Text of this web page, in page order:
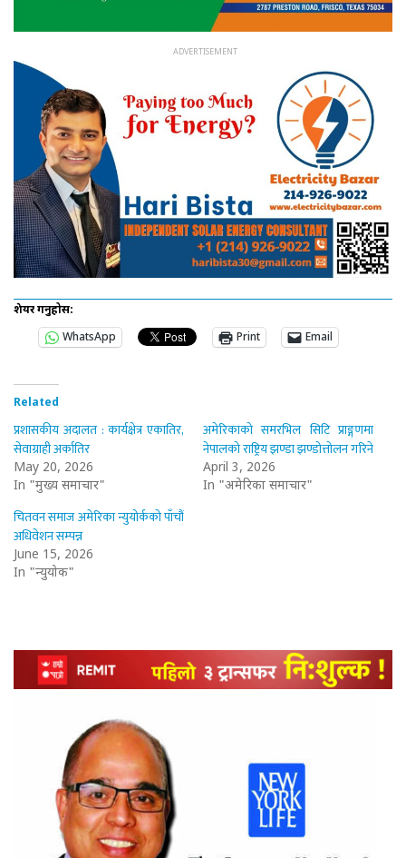
शेयर गर्नुहोस:
WhatsApp
Print Email
Related
प्रशासकीय अदालत : कार्यक्षेत्र एकातिर,
सेवाग्राही अर्कातिर
May 20, 2026
In "मुख्य समाचार"
अमेरिकाको समरभिल सिटि प्राङ्गणमा
नेपालको राष्ट्रिय झण्डा झण्डोत्तोलन गरिने
April 3, 2026
In "अमेरिका समाचार"
चितवन समाज अमेरिका न्युयोर्कको पाँचौं
अधिवेशन सम्पन्न
June 15, 2026
In "न्युयोर्क"